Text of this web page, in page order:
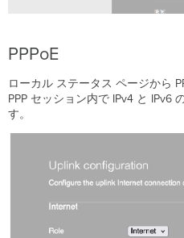
PPPoE
ローカル ステータス ページから
PPP セッション内で IPv4 と IPv6
す。